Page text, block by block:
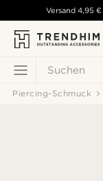
Suchen
Versand 4,95 €
Piercing-Schmuck